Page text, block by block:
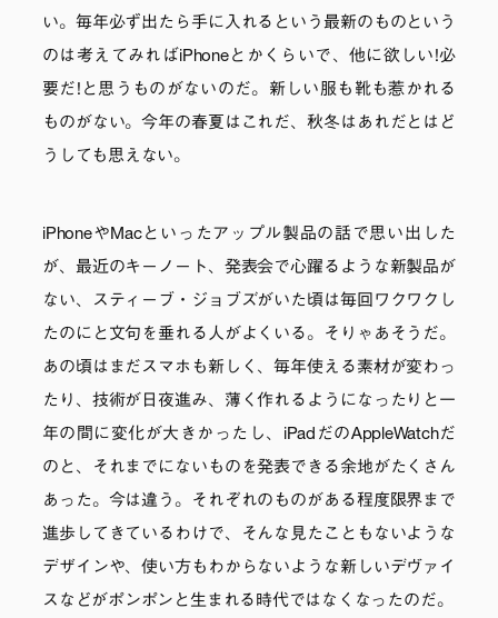
い。毎年必ず出たら手に入れるという最新のものという
のは考えてみればiPhoneとかくらいで、他に欲しい!必
要だ!と思うものがないのだ。新しい服も靴も惹かれる
ものがない。今年の春夏はこれだ、秋冬はあれだとはど
うしても思えない。
iPhoneやMacといったアップル製品の話で思い出した
が、最近のキーノート、発表会で心躍るような新製品が
ない、スティーブ・ジョブズがいた頃は毎回ワクワクし
たのにと文句を垂れる人がよくいる。そりゃあそうだ。
あの頃はまだスマホも新しく、毎年使える素材が変わっ
たり、技術が日夜進み、薄く作れるようになったりと一
年の間に変化が大きかったし、iPadだのAppleWatchだ
のと、それまでにないものを発表できる余地がたくさん
あった。今は違う。それぞれのものがある程度限界まで
進歩してきているわけで、そんな見たこともないような
デザインや、使い方もわからないような新しいデヴァイ
スなどがポンポンと生まれる時代ではなくなったのだ。